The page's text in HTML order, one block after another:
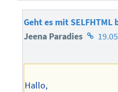
Geht es mit SELFHTML
Jeena Paradies
Autors
Hallo,